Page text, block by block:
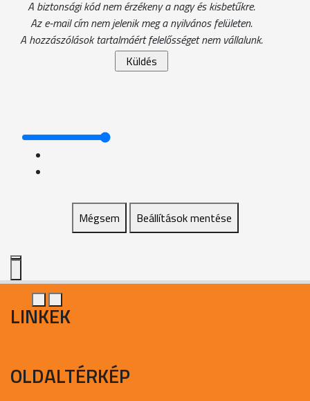
A biztonsági kód nem érzékeny a nagy és kisbetűkre.
Az e-mail cím nem jelenik meg a nyilvános felületen.
A hozzászólások tartalmáért felelősséget nem vállalunk.
Mégsem Beállítások mentése
LINKEK
OLDALTÉRKÉP